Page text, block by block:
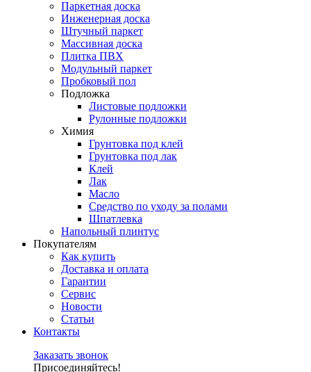
Паркетная доска
Инженерная доска
Штучный паркет
Массивная доска
Плитка ПВХ
Модульный паркет
Пробковый пол
Подложка
Листовые подложки
Рулонные подложки
Химия
Грунтовка под клей
Грунтовка под лак
Клей
Лак
Масло
Средство по уходу за полами
Шпатлевка
Напольный плинтус
Покупателям
Как купить
Доставка и оплата
Гарантии
Сервис
Новости
Статьи
Контакты
Заказать звонок
Присоединяйтесь!